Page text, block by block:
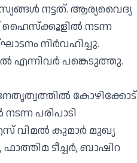
നട്ടത്. ആര്യവൈദ്യ
ഹൈസ്‌ക്കൂളില്‍ നടന്ന
നിര്‍വഹിച്ചു.
എന്നിവര്‍ പങ്കെടുത്തു.
കോഴിക്കോട്
പരിപാടി
വിമല്‍ കുമാര്‍ മുഖ്യ
ടീച്ചര്‍, ബാഷിറ